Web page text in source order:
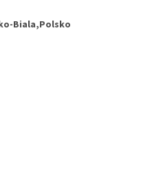
Biala,Polsko